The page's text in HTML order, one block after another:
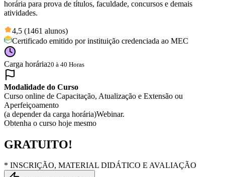
horária para prova de títulos, faculdade, concursos e demais
atividades.
4,5 (1461 alunos)
Certificado emitido por instituição credenciada ao MEC
Carga horária20 à 40 Horas
Modalidade do Curso
Curso online de Capacitação, Atualização e Extensão ou
Aperfeiçoamento
(a depender da carga horária)Webinar.
Obtenha o curso hoje mesmo
GRATUITO!
* INSCRIÇÃO, MATERIAL DIDÁTICO E AVALIAÇÃO